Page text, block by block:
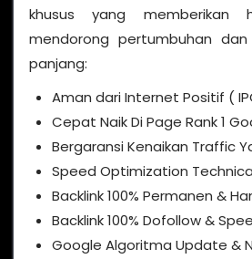
khusus yang memberikan
mendorong pertumbuhan dan
panjang:
Aman dari Internet Positif (
Cepat Naik Di Page Rank 1
Bergaransi Kenaikan Traffic
Speed Optimization
Backlink 100% Permanen &
Backlink 100% Dofollow &
Google Algoritma Update &